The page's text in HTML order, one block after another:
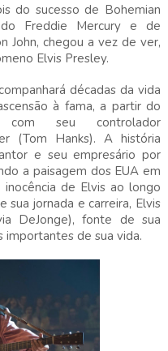
do sucesso de Bohemian
Freddie Mercury e de
John, chegou a vez de ver,
Elvis Presley.
décadas da vida
à fama, a partir do
com seu controlador
(Tom Hanks). A história
e seu empresário por
a paisagem dos EUA em
de Elvis ao longo
sua jornada e carreira, Elvis
DeJonge), fonte de sua
importantes de sua vida.